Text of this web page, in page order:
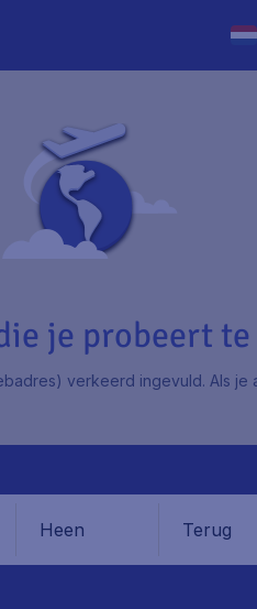
je probeert
verkeerd ingevuld. Als
Heen Terug